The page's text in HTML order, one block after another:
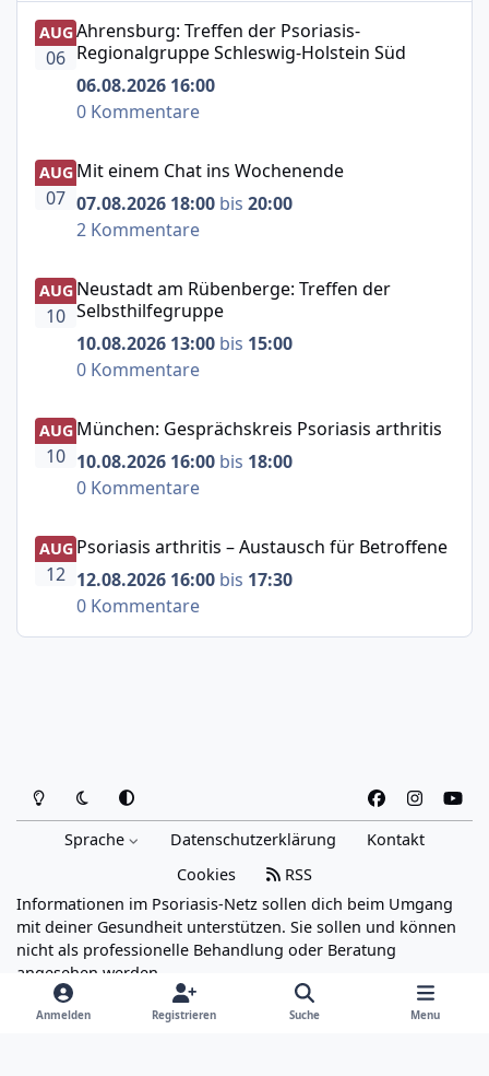
Ahrensburg: Treffen der Psoriasis-Regionalgruppe
AUG
06
Ahrensburg: Treffen der Psoriasis-
Regionalgruppe Schleswig-Holstein Süd
06.08.2026 16:00
0 Kommentare
Mit einem Chat ins Wochenende
AUG
07
Mit einem Chat ins Wochenende
07.08.2026 18:00 bis 20:00
2 Kommentare
Neustadt am Rübenberge: Treffen der Selbsthilfegruppe
AUG
10
Neustadt am Rübenberge: Treffen der
Selbsthilfegruppe
10.08.2026 13:00 bis 15:00
0 Kommentare
München: Gesprächskreis Psoriasis arthritis
AUG
10
München: Gesprächskreis Psoriasis arthritis
10.08.2026 16:00 bis 18:00
0 Kommentare
Psoriasis arthritis – Austausch für Betroffene
AUG
12
Psoriasis arthritis – Austausch für Betroffene
12.08.2026 16:00 bis 17:30
0 Kommentare
Heller ModusDunkler Modus
Systemeinstellung
a
b
o
o
n
s
a
g
o
u
b
Sprache Datenschutzerklärung
Kontakt
Cookies
RSS
Informationen im Psoriasis-Netz sollen dich beim Umgang
mit deiner Gesundheit unterstützen. Sie sollen und können
nicht als professionelle Behandlung oder Beratung
angesehen werden.
Powered by
Invision Community
Anmelden Registrieren Suche Menu